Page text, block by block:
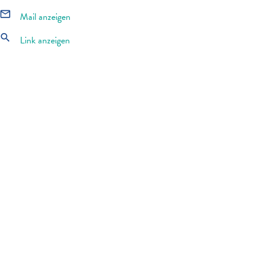
mail_outline Mail anzeigen
search Link anzeigen